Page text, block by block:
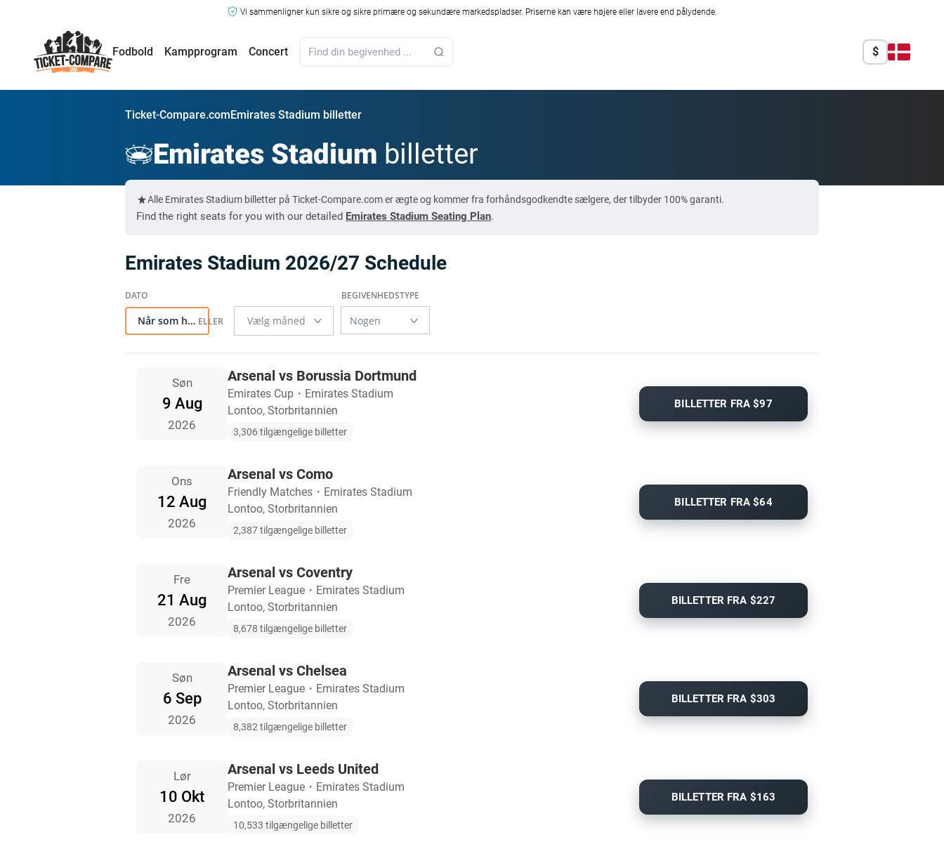
Vi sammenligner kun sikre og sikre primære og sekundære markedspladser. Priserne kan være højere eller lavere end pålydende.
Fodbold Kampprogram Concert $
Ticket-Compare.comEmirates Stadium billetter
Emirates Stadium billetter
Alle Emirates Stadium billetter på Ticket-Compare.com er ægte og kommer fra forhåndsgodkendte sælgere, der tilbyder 100% garanti.
Find the right seats for you with our detailed Emirates Stadium Seating Plan.
Emirates Stadium 2026/27 Schedule
Når som helst
Søn
9 Aug
2026
Arsenal vs Borussia Dortmund
Emirates Cup ・ Emirates Stadium
Lontoo, Storbritannien
3,306 tilgængelige billetter
BILLETTER FRA $97
Ons
12 Aug
2026
Arsenal vs Como
Friendly Matches ・ Emirates Stadium
Lontoo, Storbritannien
2,387 tilgængelige billetter
BILLETTER FRA $64
Fre
21 Aug
2026
Arsenal vs Coventry
Premier League ・ Emirates Stadium
Lontoo, Storbritannien
8,678 tilgængelige billetter
BILLETTER FRA $227
Søn
6 Sep
2026
Arsenal vs Chelsea
Premier League ・ Emirates Stadium
Lontoo, Storbritannien
8,382 tilgængelige billetter
BILLETTER FRA $303
Lør
10 Okt
2026
Arsenal vs Leeds United
Premier League ・ Emirates Stadium
Lontoo, Storbritannien
10,533 tilgængelige billetter
BILLETTER FRA $163